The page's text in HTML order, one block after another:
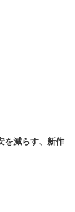
を減らす、新作